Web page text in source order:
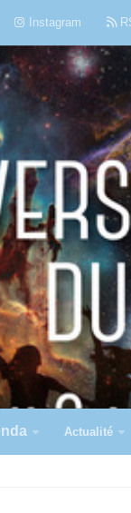
Instagram
Actualité